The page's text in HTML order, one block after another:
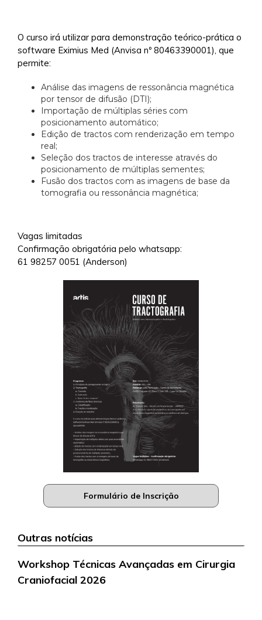
O curso irá utilizar para demonstração teórico-prática o
software Eximius Med (Anvisa nº 80463390001), que
permite:
Análise das imagens de ressonância magnética
por tensor de difusão (DTI);
Importação de múltiplas séries com
posicionamento automático;
Edição de tractos com renderização em tempo
real;
Seleção dos tractos de interesse através do
posicionamento de múltiplas sementes;
Fusão dos tractos com as imagens de base da
tomografia ou ressonância magnética;
Vagas limitadas
Confirmação obrigatória pelo whatsapp:
61 98257 0051 (Anderson)
Formulário de Inscrição
Outras notícias
Workshop Técnicas Avançadas em Cirurgia
Craniofacial 2026